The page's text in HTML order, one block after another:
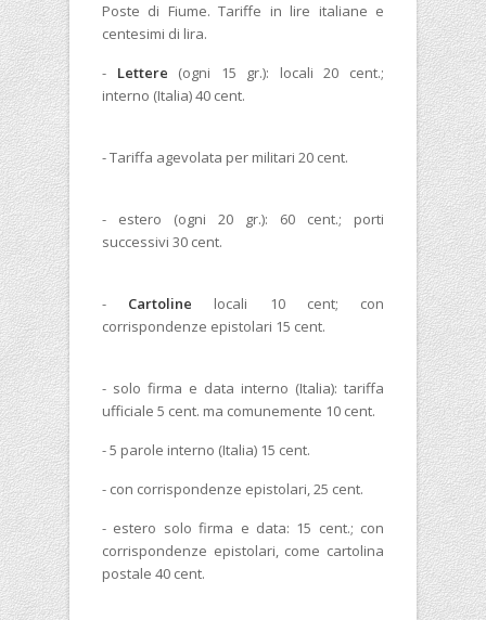
Poste di Fiume. Tariffe in lire italiane e
centesimi di lira.
- Lettere (ogni 15 gr.): locali 20 cent.;
interno (Italia) 40 cent.
- Tariffa agevolata per militari 20 cent.
- estero (ogni 20 gr.): 60 cent.; porti
successivi 30 cent.
- Cartoline locali 10 cent; con
corrispondenze epistolari 15 cent.
- solo firma e data interno (Italia): tariffa
ufficiale 5 cent. ma comunemente 10 cent.
- 5 parole interno (Italia) 15 cent.
- con corrispondenze epistolari, 25 cent.
- estero solo firma e data: 15 cent.; con
corrispondenze epistolari, come cartolina
postale 40 cent.